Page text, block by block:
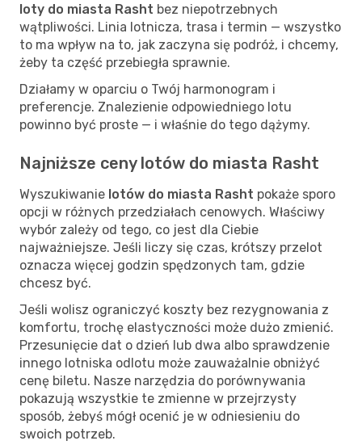
loty do miasta Rasht bez niepotrzebnych
wątpliwości. Linia lotnicza, trasa i termin — wszystko
to ma wpływ na to, jak zaczyna się podróż, i chcemy,
żeby ta część przebiegła sprawnie.
Działamy w oparciu o Twój harmonogram i
preferencje. Znalezienie odpowiedniego lotu
powinno być proste — i właśnie do tego dążymy.
Najniższe ceny lotów do miasta Rasht
Wyszukiwanie lotów do miasta Rasht pokaże sporo
opcji w różnych przedziałach cenowych. Właściwy
wybór zależy od tego, co jest dla Ciebie
najważniejsze. Jeśli liczy się czas, krótszy przelot
oznacza więcej godzin spędzonych tam, gdzie
chcesz być.
Jeśli wolisz ograniczyć koszty bez rezygnowania z
komfortu, trochę elastyczności może dużo zmienić.
Przesunięcie dat o dzień lub dwa albo sprawdzenie
innego lotniska odlotu może zauważalnie obniżyć
cenę biletu. Nasze narzędzia do porównywania
pokazują wszystkie te zmienne w przejrzysty
sposób, żebyś mógł ocenić je w odniesieniu do
swoich potrzeb.